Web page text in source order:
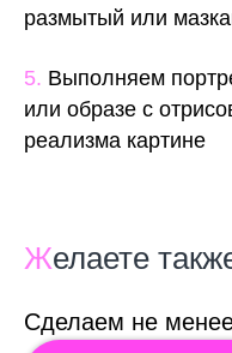
размытый или
5. Выполняем
или образе с
реализма картине
Желаете
Сделаем не